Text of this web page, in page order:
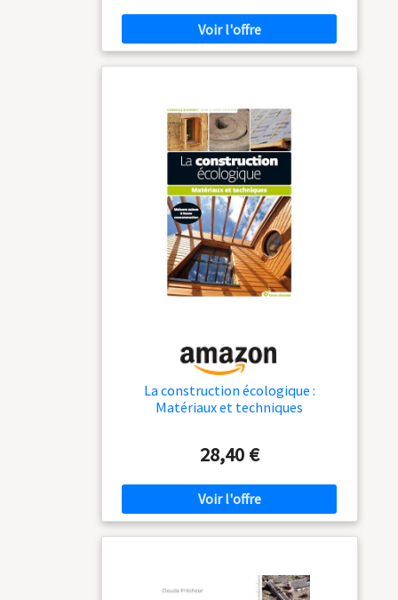
La construction écologique :
Matériaux et techniques
28,40 €